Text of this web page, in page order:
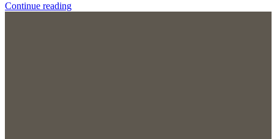
Continue reading